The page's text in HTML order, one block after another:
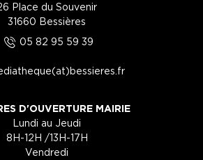
Place du Souvenir
31660 Bessières
5 05 82 95 59 39
D'OUVERTURE MAIRIE
Lundi au Jeudi
8H-12H /13H-17H
Vendredi